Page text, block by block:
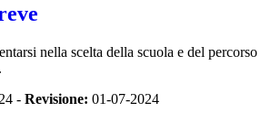
nella scelta della scuola e del percorso
- Revisione: 01-07-2024